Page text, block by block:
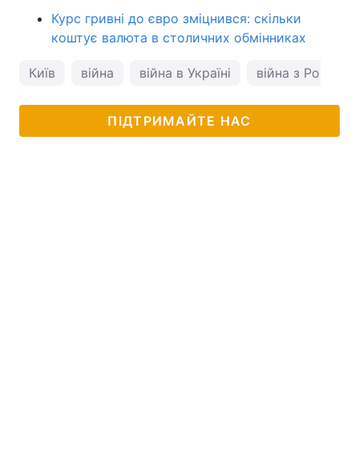
Курс гривні до євро зміцнився: скільки
коштує валюта в столичних обмінниках
Київ війна війна в Україні війна з Росією
ПІДТРИМАЙТЕ НАС